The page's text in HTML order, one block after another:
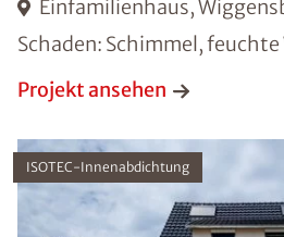
Einfamilienhaus,
Schaden: Schimmel, feuchte
Projekt ansehen
ISOTEC-Innenabdichtung